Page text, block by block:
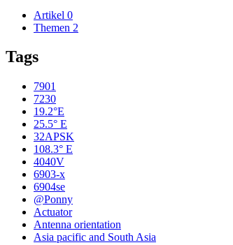
Artikel 0
Themen 2
Tags
7901
7230
19.2°E
25.5° E
32APSK
108.3° E
4040V
6903-x
6904se
@Ponny
Actuator
Antenna orientation
Asia pacific and South Asia